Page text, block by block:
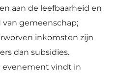
aan de leefbaarheid en
gemeenschap;
inkomsten zijn
dan subsidies.
evenement vindt in